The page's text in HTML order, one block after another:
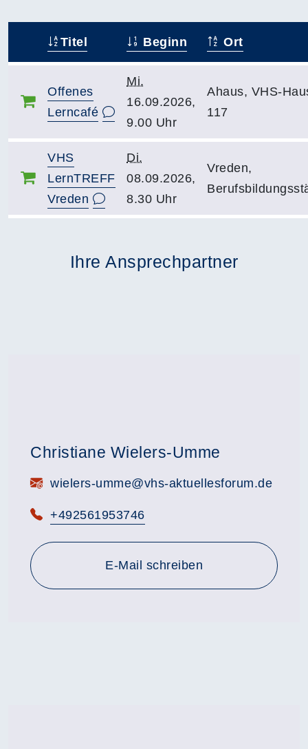
Titel Beginn Ort
Offenes
Lerncafé
Mi.
16.09.2026,
9.00 Uhr
Ahaus, VHS-
117
VHS
LernTREFF
Vreden
Di.
08.09.2026,
8.30 Uhr
Vreden,
Ihre Ansprechpartner
Christiane Wielers-Umme
E-Mail:wielers-umme@vhs-aktuellesforum.de
Telefon:
+492561953746
E-Mail schreiben